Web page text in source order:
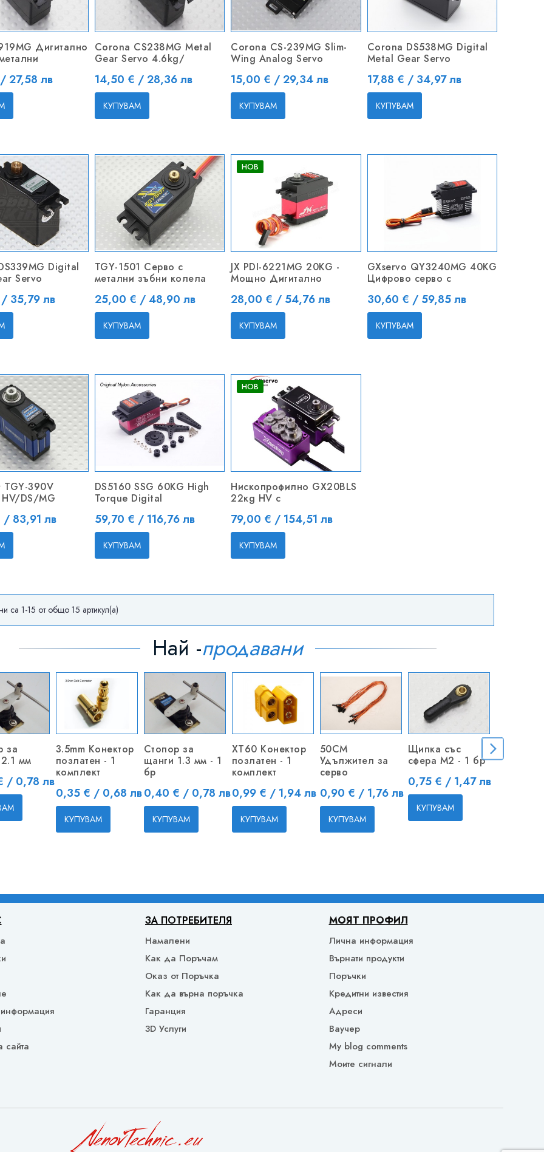
Дигитално
27,58 лв
Corona CS238MG Metal
Gear Servo 4.6kg/
Цена
14,50 € / 28,36 лв
КУПУВАМ
Corona CS-239MG Slim-
Wing Analog Servo
Цена
15,00 € / 29,34 лв
КУПУВАМ
Corona DS538MG Digital
Metal Gear Servo
Цена
17,88 € / 34,97 лв
КУПУВАМ
Digital
Servo
35,79 лв
TGY-1501 Серво с
метални зъбни колела
Цена
25,00 € / 48,90 лв
КУПУВАМ
НОВ
JX PDI-6221MG 20KG -
Мощно Дигитално
Цена
28,00 € / 54,76 лв
КУПУВАМ
GXservo QY3240MG 40KG
Цифрово серво с
Цена
30,60 € / 59,85 лв
КУПУВАМ
TGY-390V
DS/MG
83,91 лв
DS5160 SSG 60KG High
Torque Digital
Цена
59,70 € / 116,76 лв
КУПУВАМ
НОВ
Нископрофилно GX20BLS
22кg HV с
Цена
79,00 € / 154,51 лв
КУПУВАМ
са 1-15 от общо 15 артикул(а)
Най -продавани
за
мм
/ 0,78 лв
3.5mm Конектор
позлатен - 1
комплект
Цена
0,35 € / 0,68 лв
КУПУВАМ
Стопор за
щанги 1.3 мм - 1
бр
Цена
0,40 € / 0,78 лв
КУПУВАМ
XT60 Конектор
позлатен - 1
комплект
Цена
0,99 € / 1,94 лв
КУПУВАМ
50CM
Удължител за
серво
Цена
0,90 € / 1,76 лв
КУПУВАМ
Щипка със
сфера M2 - 1 бр
Цена
0,75 € / 1,47 лв
КУПУВАМ
Метална
M2
сайта
ЗА ПОТРЕБИТЕЛЯ
Намалени
Как да Поръчам
Оказ от Поръчка
Как да върна поръчка
Гаранция
3D Услуги
МОЯТ ПРОФИЛ
Лична информация
Върнати продукти
Поръчки
Кредитни известия
Адреси
Ваучер
My blog comments
Моите сигнали